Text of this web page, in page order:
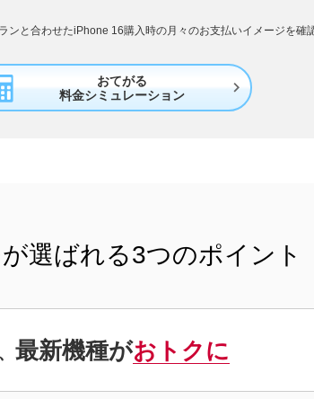
ンと合わせたiPhone 16購入時の月々のお支払いイメージを確
おてがる
料金シミュレーション

が選ばれる3つのポイント
最新機種がおトクに